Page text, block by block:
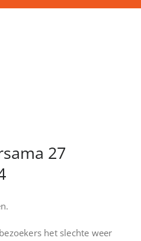
27
het slechte weer